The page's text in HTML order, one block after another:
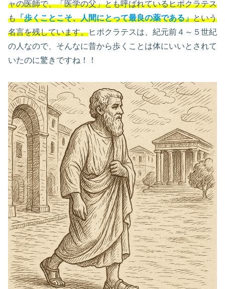
ャの医師で、「医学の父」とも呼ばれているヒポクラテス
も「歩くことこそ、人間にとって最良の薬である」という
名言を残しています。ヒポクラテスは、紀元前４～５世紀
の人なので、そんなに昔から歩くことは体にいいとされて
いたのに驚きですね！！